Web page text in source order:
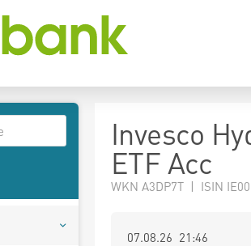
Invesco
ETF Acc
WKN A3DP7T | ISIN
07.08.26 21:46